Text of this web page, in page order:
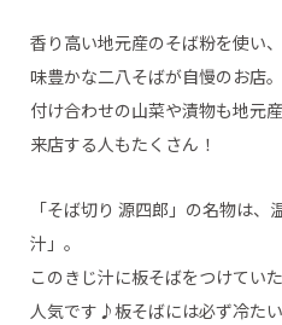
香り高い地元産のそば粉を使い
味豊かな二八そばが自慢のお店。
付け合わせの山菜や漬物も地元
来店する人もたくさん！
「そば切り 源四郎」の名物は
汁」。
このきじ汁に板そばをつけてい
人気です♪板そばには必ず冷た